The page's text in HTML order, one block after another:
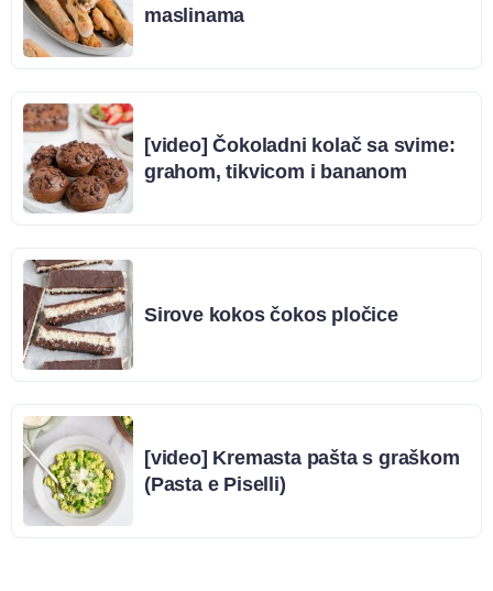
maslinama
[video] Čokoladni kolač sa svime:
grahom, tikvicom i bananom
Sirove kokos čokos pločice
[video] Kremasta pašta s graškom
(Pasta e Piselli)